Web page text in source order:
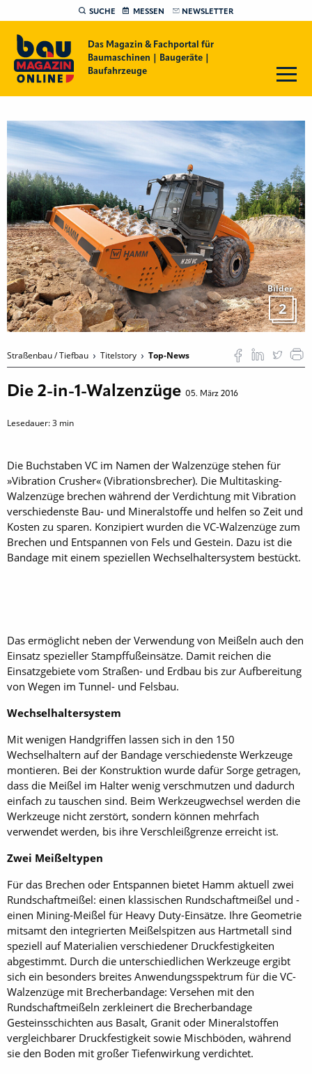
SUCHE MESSEN NEWSLETTER
Das Magazin & Fachportal für
Baumaschinen | Baugeräte |
Baufahrzeuge
Bilder
2
Straßenbau / Tiefbau Titelstory Top-News
Die 2-in-1-Walzenzüge 05. März 2016
Lesedauer:3 min
Die Buchstaben VC im Namen der Walzenzüge stehen für
»Vibration Crusher« (Vibrationsbrecher). Die Multitasking-
Walzenzüge brechen während der Verdichtung mit Vibration
verschiedenste Bau- und Mineralstoffe und helfen so Zeit und
Kosten zu sparen. Konzipiert wurden die VC-Walzenzüge zum
Brechen und Entspannen von Fels und Gestein. Dazu ist die
Bandage mit einem speziellen Wechselhaltersystem bestückt.
Das ermöglicht neben der Verwendung von Meißeln auch den
Einsatz spezieller Stampffußeinsätze. Damit reichen die
Einsatzgebiete vom Straßen- und Erdbau bis zur Aufbereitung
von Wegen im Tunnel- und Felsbau.
Wechselhaltersystem
Mit wenigen Handgriffen lassen sich in den 150
Wechselhaltern auf der Bandage verschiedenste Werkzeuge
montieren. Bei der Konstruktion wurde dafür Sorge getragen,
dass die Meißel im Halter wenig verschmutzen und dadurch
einfach zu tauschen sind. Beim Werkzeugwechsel werden die
Werkzeuge nicht zerstört, sondern können mehrfach
verwendet werden, bis ihre Verschleißgrenze erreicht ist.
Zwei Meißeltypen
Für das Brechen oder Entspannen bietet Hamm aktuell zwei
Rundschaftmeißel: einen klassischen Rundschaftmeißel und ­
einen Mining-Meißel für Heavy Duty-Einsätze. Ihre Geometrie
mitsamt den integrierten Meißelspitzen aus Hartmetall sind
speziell auf Materialien verschiedener Druckfestigkeiten
abgestimmt. Durch die unterschiedlichen Werkzeuge ergibt
sich ein besonders breites Anwendungsspektrum für die VC-
Walzenzüge mit Brecherbandage: Versehen mit den
Rundschaftmeißeln zerkleinert die Brecherbandage
Gesteinsschichten aus Basalt, Granit oder Mineralstoffen
vergleichbarer Druckfestigkeit sowie Mischböden, während
sie den Boden mit großer Tiefenwirkung verdichtet.